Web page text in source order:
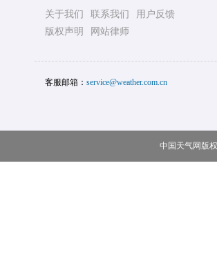
关于我们 联系我们
用户反馈
版权声明
网站律师
客服邮箱： service@weather.com.cn
中国天气网版